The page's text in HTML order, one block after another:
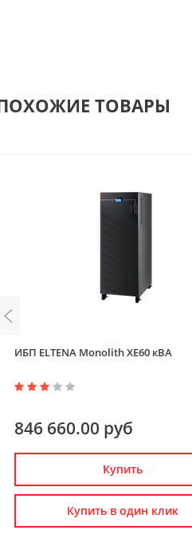
ТОВАРЫ
ИБП ELTENA Monolith XE60 кВА
846 660.00 руб
Купить
Купить в один клик